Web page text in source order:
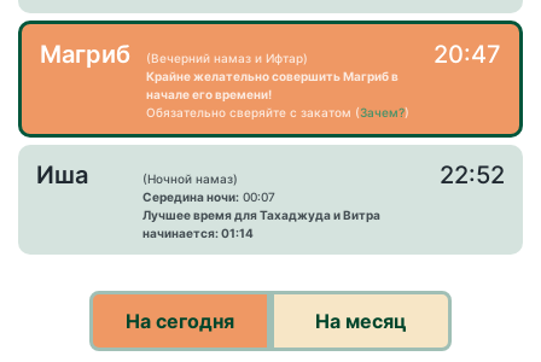
Магриб
(Вечерний намаз и Ифтар)
Крайне желательно совершить Магриб в
начале его времени!
Обязательно сверяйте с закатом (Зачем?)
20:47
Иша
(Ночной намаз)
Середина ночи: 00:07
Лучшее время для Тахаджуда и Витра
начинается: 01:14
22:52
На сегодня На месяц